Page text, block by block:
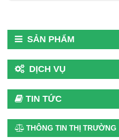
SẢN PHẨM
DỊCH VỤ
TIN TỨC
THÔNG TIN THỊ TRƯỜNG